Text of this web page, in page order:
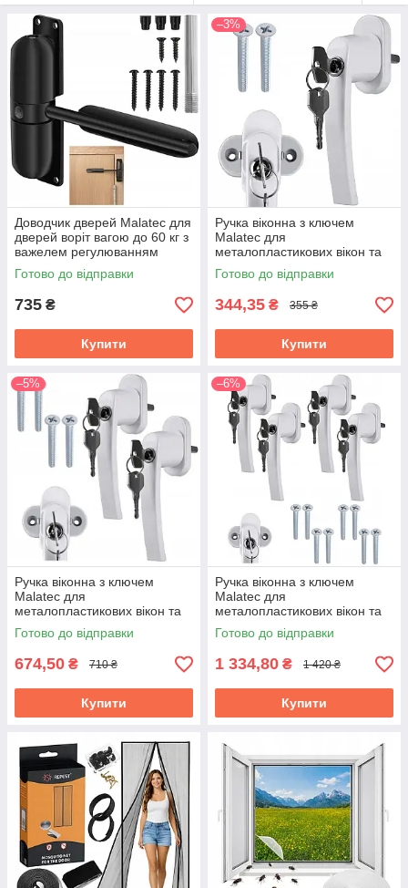
Доводчик дверей Malatec для
дверей воріт вагою до 60 кг з
важелем регулюванням
швидкості закривання
(25075)
Готово до відправки
735 ₴
Купити
–3%
Ручка віконна з ключем
Malatec для
металопластикових вікон та
балконних дверей 1 шт Біла
(23438)
Готово до відправки
344,35 ₴ 355 ₴
Купити
–5%
Ручка віконна з ключем
Malatec для
металопластикових вікон та
балконних дверей 2 шт Біла
(23438)
Готово до відправки
674,50 ₴ 710 ₴
Купити
–6%
Ручка віконна з ключем
Malatec для
металопластикових вікон та
балконних дверей 4 шт Біла
(23438)
Готово до відправки
1 334,80 ₴ 1 420 ₴
Купити